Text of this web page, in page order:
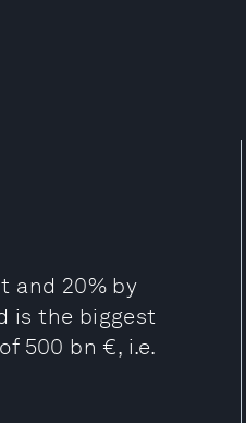
and 20% by
is the biggest
500 bn €, i.e.